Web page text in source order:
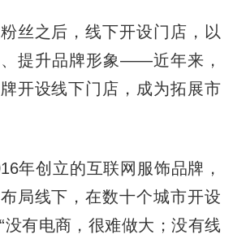
之后，线下开设门店，以
提升品牌形象——近年来，
开设线下门店，成为拓展市
创立的互联网服饰品牌，
局线下，在数十个城市开设
没有电商，很难做大；没有线